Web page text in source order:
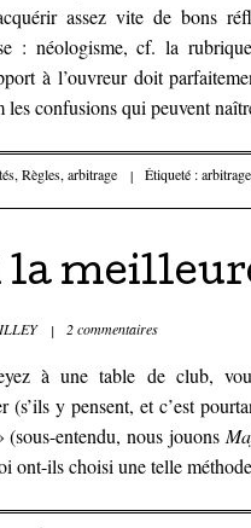
assez vite de bons
: néologisme, cf. la rubrique
à l’ouvreur doit
confusions qui peuvent
, Règles, arbitrage | Étiqueté :arbitrage
la
| 2 commentaires
à une table de club,
(s’ils y pensent, et c’est
(sous-entendu, nous jouons
ont-ils choisi une telle